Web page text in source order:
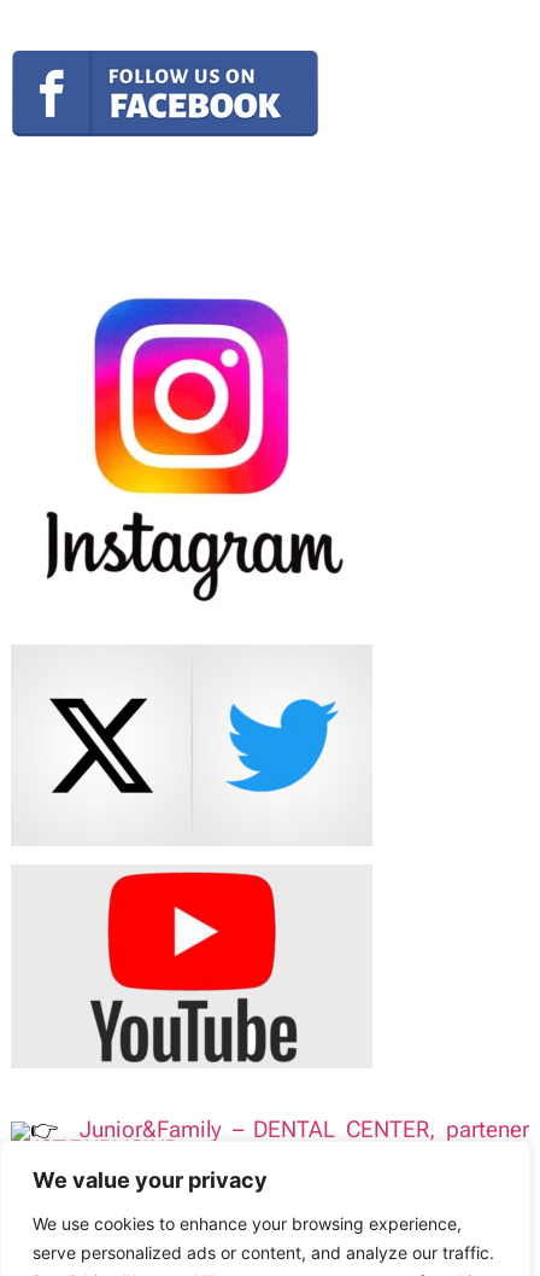
We value your privacy
We use cookies to enhance your browsing experience,
serve personalized ads or content, and analyze our traffic.
Junior&Family – DENTAL CENTER, partener
SNST/PUBLISIND
Sindicatul Național Sport și Tineret – SNST